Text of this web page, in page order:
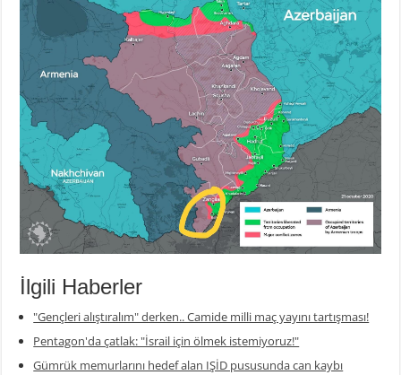
İlgili Haberler
"Gençleri alıştıralım" derken.. Camide milli maç yayını tartışması!
Pentagon'da çatlak: "İsrail için ölmek istemiyoruz!"
Gümrük memurlarını hedef alan IŞİD pususunda can kaybı